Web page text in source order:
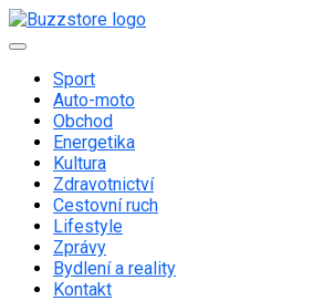
Skip
to
Primary
Sport
Auto-moto
Obchod
Energetika
Kultura
Zdravotnictví
Cestovní ruch
Lifestyle
Zprávy
Bydlení a reality
Kontakt